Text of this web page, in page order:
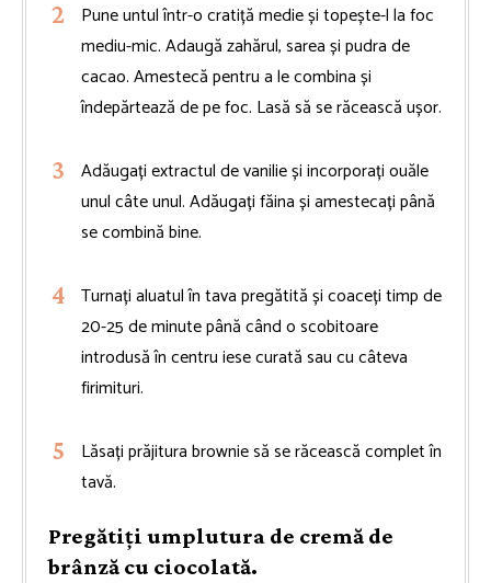
Pune untul într-o cratiță medie și topește-l la foc
mediu-mic. Adaugă zahărul, sarea și pudra de
cacao. Amestecă pentru a le combina și
îndepărtează de pe foc. Lasă să se răcească ușor.
Adăugați extractul de vanilie și incorporați ouăle
unul câte unul. Adăugați făina și amestecați până
se combină bine.
Turnați aluatul în tava pregătită și coaceți timp de
20-25 de minute până când o scobitoare
introdusă în centru iese curată sau cu câteva
firimituri.
Lăsați prăjitura brownie să se răcească complet în
tavă.
Pregătiți umplutura de cremă de
brânză cu ciocolată.